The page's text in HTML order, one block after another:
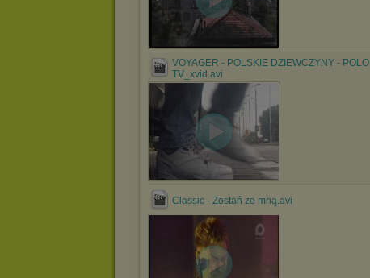
VOYAGER - POLSKIE DZIEWCZYNY - POLO
TV_xvid.avi
Classic - Zostań ze mną.avi